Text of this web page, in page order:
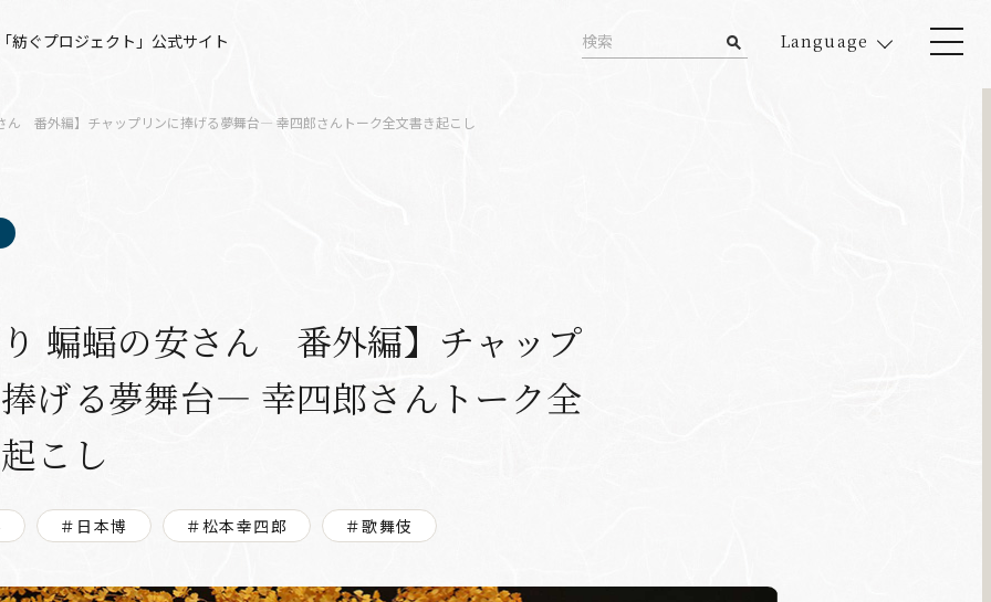
紡ぐプロジェクト」公式サイト Language
ん 番外編】チャップリンに捧げる夢舞台― 幸四郎さんトーク全文書き起こし
蝙蝠の安さん 番外編】チャップ
げる夢舞台― 幸四郎さんトーク全
こし
＃日本博 ＃松本幸四郎 ＃歌舞伎